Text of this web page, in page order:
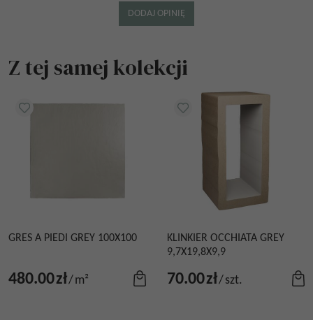
Z tej samej kolekcji
GRES A PIEDI GREY 100X100
480.00zł/ m²
KLINKIER OCCHIATA GREY
9,7X19,8X9,9
70.00zł/ szt.